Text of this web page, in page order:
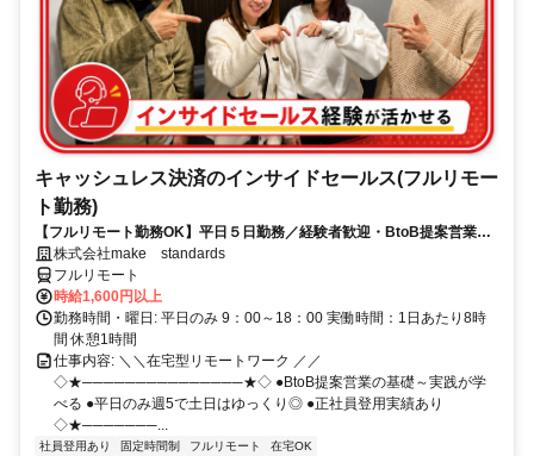
キャッシュレス決済のインサイドセールス(フルリモー
ト勤務)
【フルリモート勤務OK】平日５日勤務／経験者歓迎・BtoB提案営業で
スキルアップ
株式会社make standards
フルリモート
時給1,600円以上
勤務時間・曜日: 平日のみ 9：00～18：00 実働時間：1日あたり8時
間 休憩1時間
仕事内容: ＼＼在宅型リモートワーク ／／
◇★───────────────★◇ ●BtoB提案営業の基礎～実践が学
べる ●平日のみ週5で土日はゆっくり◎ ●正社員登用実績あり
◇★───────...
社員登用あり 固定時間制 フルリモート 在宅OK